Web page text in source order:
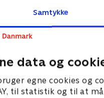
Samtykke
data og
egne cookies og
til statistik og til at
mens
almindelige